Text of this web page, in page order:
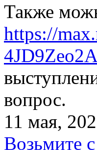
Также
https://
вопрос.
11 мая,
Возьмите